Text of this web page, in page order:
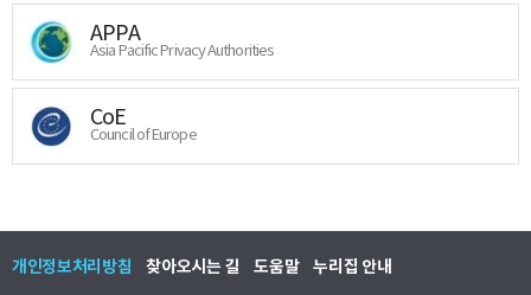
APPA
Asia Pacific Privacy Authorities
CoE
Council of Europe
개인정보처리방침 찾아오시는 길 도움말 누리집 안내